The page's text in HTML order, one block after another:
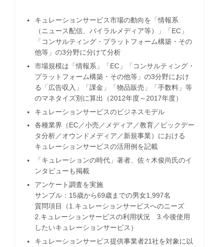
キュレーションサービス市場の動向を「情報系
（ニュース配信、バイラルメディア等）」「EC」
「コンサルティング・プラットフォーム構築・その
他等」の3分野に分けて分析
市場規模は「情報系」「EC」「コンサルティング・
プラットフォーム構築・その他等」の3分野におけ
る「広告収入」「課金」「物品販売」「手数料」等
のマネタイズ別に算出（2012年度～2017年度）
キュレーションサービスのビジネスモデル
各種業界（EC／小売／メディア／教育／ビックデー
タ分析／オウンドメディア／新規事業）における
キュレーションサービスの活用例を記載
「キュレーションの時代」著者、佐々木俊尚氏のイ
ンタビューも掲載
アンケート調査を実施
サンプル：15歳から69歳までの男女1,997名
質問項目（1.キュレーションサービスへのニーズ
2.キュレーションサービスの利用状況 3.今後使用
したいキュレーションサービス）
キュレーションサービス提供事業者21社を対象に以